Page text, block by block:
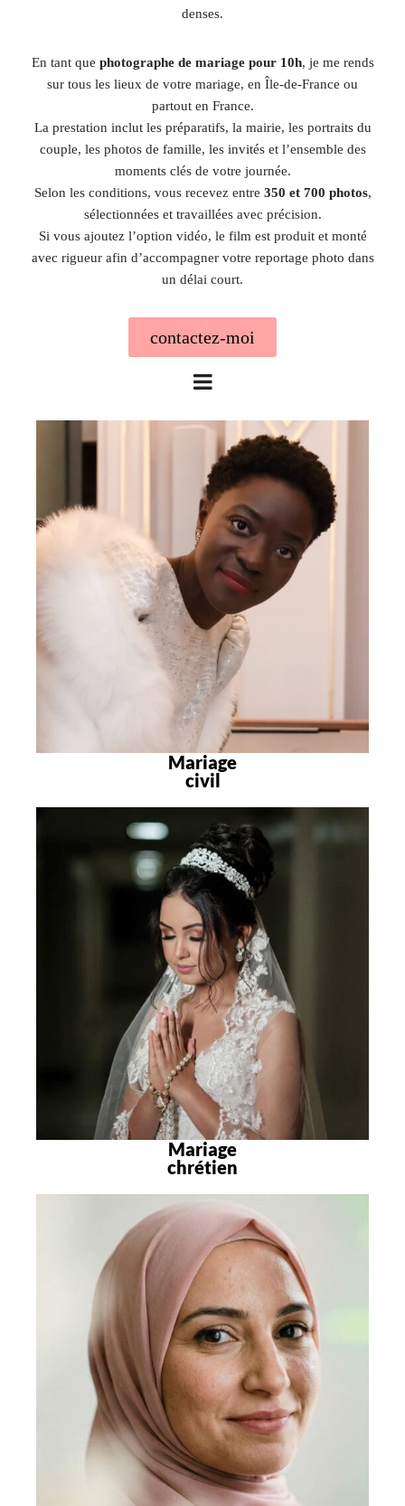
denses.
En tant que photographe de mariage pour 10h, je me rends
sur tous les lieux de votre mariage, en Île-de-France ou
partout en France.
La prestation inclut les préparatifs, la mairie, les portraits du
couple, les photos de famille, les invités et l’ensemble des
moments clés de votre journée.
Selon les conditions, vous recevez entre 350 et 700 photos,
sélectionnées et travaillées avec précision.
Si vous ajoutez l’option vidéo, le film est produit et monté
avec rigueur afin d’accompagner votre reportage photo dans
un délai court.
contactez-moi
Mariage
civil
Mariage
chrétien